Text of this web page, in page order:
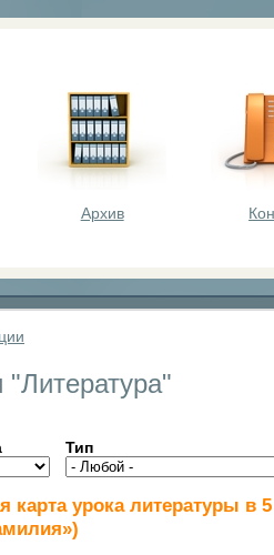
Архив
Тип
карта урока литературы